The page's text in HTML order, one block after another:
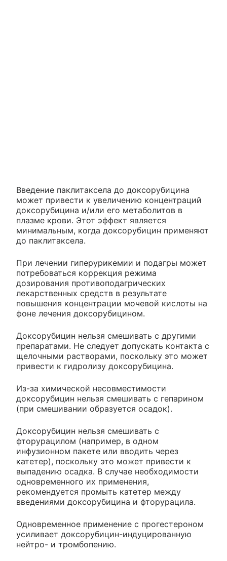
Введение паклитаксела до доксорубицина
может привести к увеличению концентраций
доксорубицина и/или его метаболитов в
плазме крови. Этот эффект является
минимальным, когда доксорубицин применяют
до паклитаксела.
При лечении гиперурикемии и подагры может
потребоваться коррекция режима
дозирования противоподагрических
лекарственных средств в результате
повышения концентрации мочевой кислоты на
фоне лечения доксорубицином.
Доксорубицин нельзя смешивать с другими
препаратами. Не следует допускать контакта с
щелочными растворами, поскольку это может
привести к гидролизу доксорубицина.
Из-за химической несовместимости
доксорубицин нельзя смешивать с гепарином
(при смешивании образуется осадок).
Доксорубицин нельзя смешивать с
фторурацилом (например, в одном
инфузионном пакете или вводить через
катетер), поскольку это может привести к
выпадению осадка. В случае необходимости
одновременного их применения,
рекомендуется промыть катетер между
введениями доксорубицина и фторурацила.
Одновременное применение с прогестероном
усиливает доксорубицин-индуцированную
нейтро- и тромбопению.